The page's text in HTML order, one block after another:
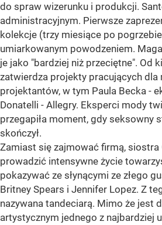
do spraw wizerunku i produkcji.
administracyjnym. Pierwsze
kolekcje (trzy miesiące po
umiarkowanym powodzeniem.
je jako "bardziej niż przeciętne". Od
zatwierdza projekty pracujących dla
projektantów, w tym Paula Becka -
Donatelli - Allegry. Eksperci mody
przegapiła moment, gdy seksowny
skończył.
Zamiast się zajmować firmą, siostra
prowadzić intensywne życie
pokazywać ze słynącymi ze złego
Britney Spears i Jennifer Lopez. Z
nazywana tandeciarą. Mimo że jest
artystycznym jednego z najbardziej